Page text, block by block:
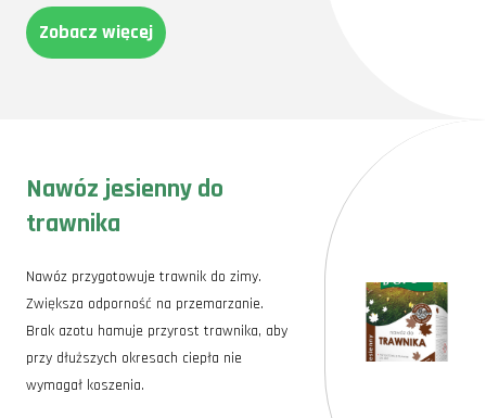
Zobacz więcej
Nawóz jesienny do
trawnika
Nawóz przygotowuje trawnik do zimy.
Zwiększa odporność na przemarzanie.
Brak azotu hamuje przyrost trawnika, aby
przy dłuższych okresach ciepła nie
wymagał koszenia.